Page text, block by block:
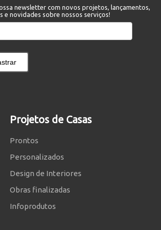
newsletter com novos projetos, lançamentos,
e novidades sobre nossos serviços!
Projetos de Casas
Prontos
Personalizados
Design de Interiores
Obras finalizadas
Infoprodutos